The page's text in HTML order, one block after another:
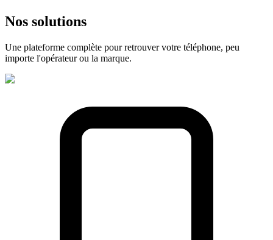
Nos solutions
Une plateforme complète pour retrouver votre téléphone, peu
importe l'opérateur ou la marque.